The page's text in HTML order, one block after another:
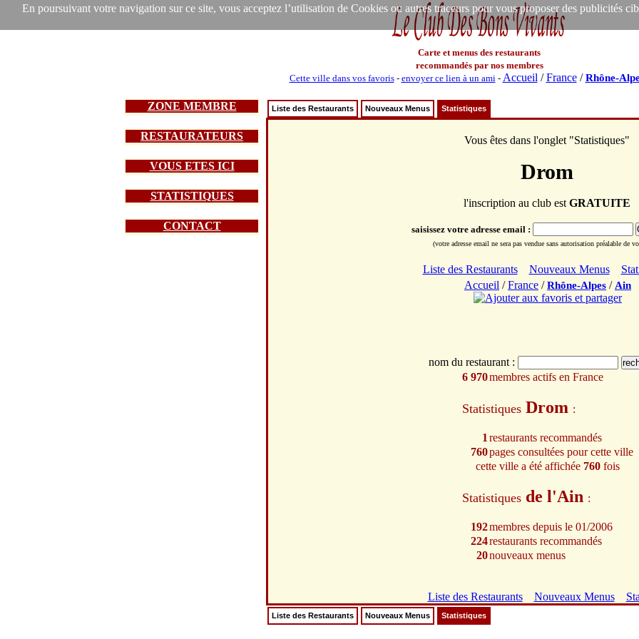
En poursuivant votre navigation sur ce site, vous acceptez l’utilisation de Cookies ou autres traceurs pour vous proposer des publicités
Carte et menus des restaurants
recommandés par nos membres
Cette ville dans vos favoris- envoyer ce lien à un ami- Accueil /France/Rhône-
ZONE MEMBRE
RESTAURATEURS
VOUS ETES ICI
STATISTIQUES
CONTACT
Liste des Restaurants Nouveaux Menus Statistiques
Vous êtes dans l'onglet "Statistiques"
Drom
l'inscription au club est GRATUITE
saisissez votre adresse email :
(votre adresse email ne sera pas vendue sans autorisation préalable de
Liste des Restaurants Nouveaux Menus
Accueil /France /Rhône-Alpes / Ain
nom du restaurant :
6 970membres actifs en France
Statistiques Drom :
1 restaurants recommandés
760pages consultées pour cette ville
cette ville a été affichée 760 fois
Statistiques de l'Ain :
192membres depuis le 01/2006
224restaurants recommandés
20nouveaux menus
Liste des Restaurants Nouveaux Menus
Liste des Restaurants Nouveaux Menus Statistiques